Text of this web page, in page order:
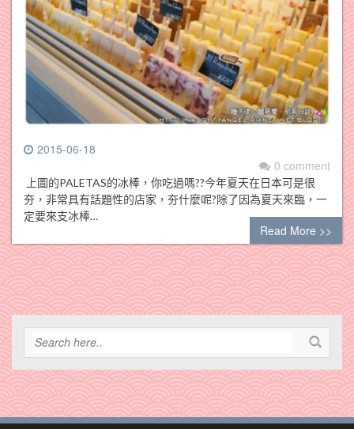
2015-06-18
0 comment
上圖的PALETAS的冰棒，你吃過嗎??今年夏天在日本可是很
夯，非常具有話題性的店家，夯什麼呢?除了因為夏天來臨，一
定要來支冰棒…
Read More >>